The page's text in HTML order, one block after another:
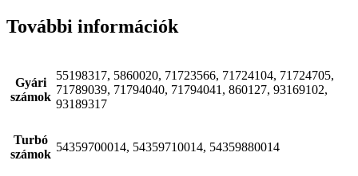
További információk
Gyári
számok
55198317, 5860020, 71723566, 71724104, 71724705,
71789039, 71794040, 71794041, 860127, 93169102,
93189317
Turbó
számok
54359700014, 54359710014, 54359880014